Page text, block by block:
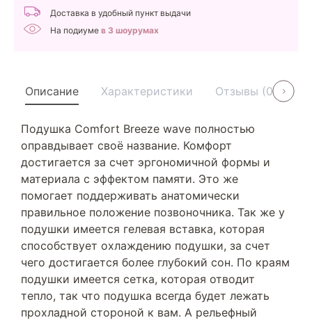
Доставка в удобный пункт выдачи
На подиуме в 3 шоурумах
Описание Характеристики Отзывы (0)
Подушка Comfort Breeze wave полностью
оправдывает своё название. Комфорт
достигается за счет эргономичной формы и
материала с эффектом памяти. Это же
помогает поддерживать анатомически
правильное положение позвоночника. Так же у
подушки имеется гелевая вставка, которая
способствует охлаждению подушки, за счет
чего достигается более глубокий сон. По краям
подушки имеется сетка, которая отводит
тепло, так что подушка всегда будет лежать
прохладной стороной к вам. А рельефный